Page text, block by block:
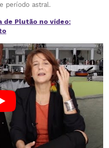
período astral.
de Plutão no vídeo: